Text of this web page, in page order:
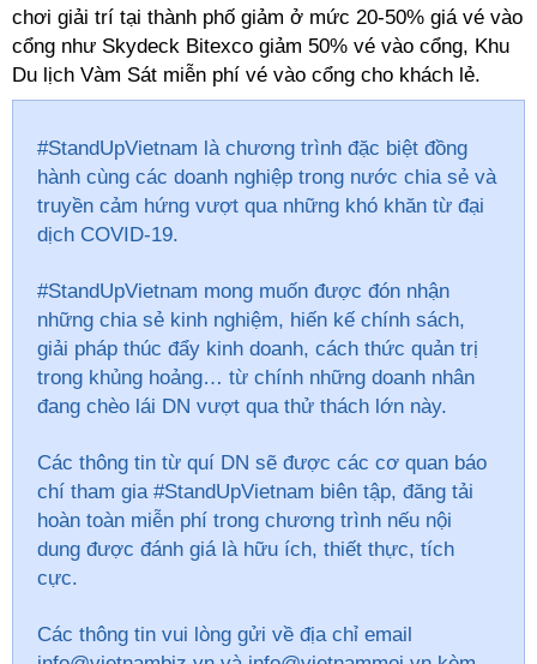
chơi giải trí tại thành phố giảm ở mức 20-50% giá vé vào
cổng như Skydeck Bitexco giảm 50% vé vào cổng, Khu
Du lịch Vàm Sát miễn phí vé vào cổng cho khách lẻ.
#StandUpVietnam là chương trình đặc biệt đồng
hành cùng các doanh nghiệp trong nước chia sẻ và
truyền cảm hứng vượt qua những khó khăn từ đại
dịch COVID-19.
#StandUpVietnam mong muốn được đón nhận
những chia sẻ kinh nghiệm, hiến kế chính sách,
giải pháp thúc đẩy kinh doanh, cách thức quản trị
trong khủng hoảng… từ chính những doanh nhân
đang chèo lái DN vượt qua thử thách lớn này.
Các thông tin từ quí DN sẽ được các cơ quan báo
chí tham gia #StandUpVietnam biên tập, đăng tải
hoàn toàn miễn phí trong chương trình nếu nội
dung được đánh giá là hữu ích, thiết thực, tích
cực.
Các thông tin vui lòng gửi về địa chỉ email